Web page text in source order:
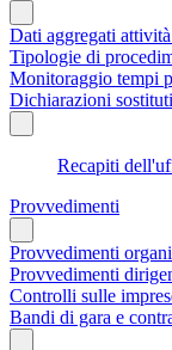
Dati aggregati
Tipologie di
Monitoraggio tempi
Dichiarazioni
Recapiti
Provvedimenti
Provvedimenti
Provvedimenti
Controlli sulle
Bandi di gara e